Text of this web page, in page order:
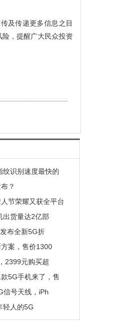
及传递更多信息之目
，提醒广大民众投资
纹识别速度最快的
？
节荣耀又获全平台
出货量达2亿部
布全新5G折
案，售价1300
2399元购买超
5G手机来了，售
信号天线，iPh
轻人的5G